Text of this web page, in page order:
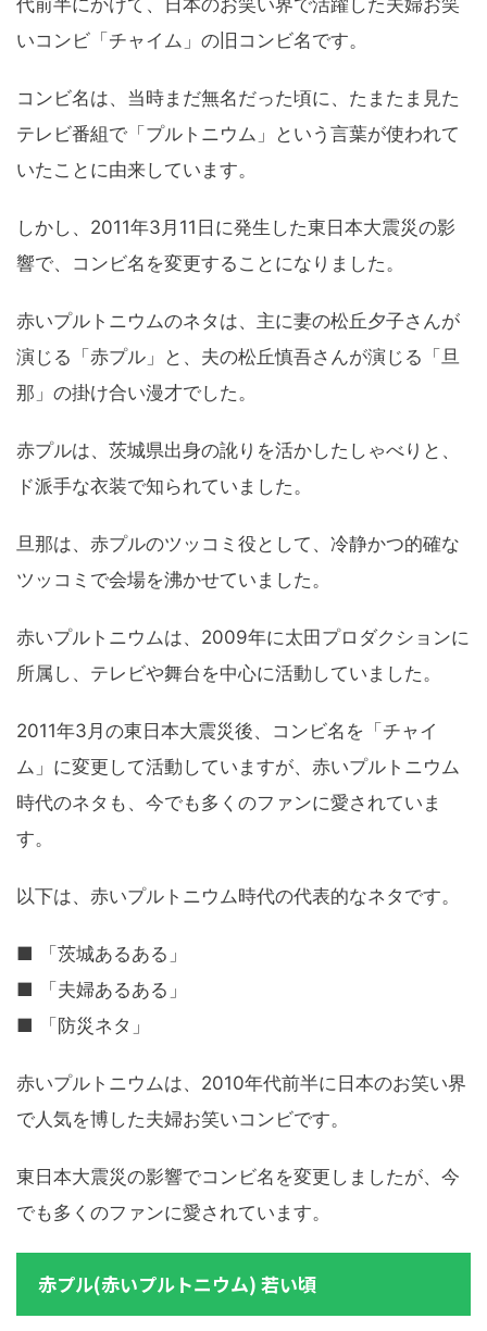
代前半にかけて、日本のお笑い界で活躍した夫婦お笑
いコンビ「チャイム」の旧コンビ名です。
コンビ名は、当時まだ無名だった頃に、たまたま見た
テレビ番組で「プルトニウム」という言葉が使われて
いたことに由来しています。
しかし、2011年3月11日に発生した東日本大震災の影
響で、コンビ名を変更することになりました。
赤いプルトニウムのネタは、主に妻の松丘夕子さんが
演じる「赤プル」と、夫の松丘慎吾さんが演じる「旦
那」の掛け合い漫才でした。
赤プルは、茨城県出身の訛りを活かしたしゃべりと、
ド派手な衣装で知られていました。
旦那は、赤プルのツッコミ役として、冷静かつ的確な
ツッコミで会場を沸かせていました。
赤いプルトニウムは、2009年に太田プロダクションに
所属し、テレビや舞台を中心に活動していました。
2011年3月の東日本大震災後、コンビ名を「チャイ
ム」に変更して活動していますが、赤いプルトニウム
時代のネタも、今でも多くのファンに愛されていま
す。
以下は、赤いプルトニウム時代の代表的なネタです。
■ 「茨城あるある」
■ 「夫婦あるある」
■ 「防災ネタ」
赤いプルトニウムは、2010年代前半に日本のお笑い界
で人気を博した夫婦お笑いコンビです。
東日本大震災の影響でコンビ名を変更しましたが、今
でも多くのファンに愛されています。
赤プル(赤いプルトニウム) 若い頃